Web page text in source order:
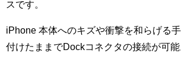
スです。
iPhone 本体へのキズや衝撃を和らげる
付けたままでDockコネクタの接続が可能